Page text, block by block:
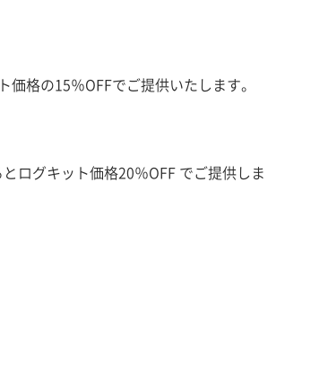
格の15％OFFでご提供いたします。
ログキット価格20％OFF でご提供しま